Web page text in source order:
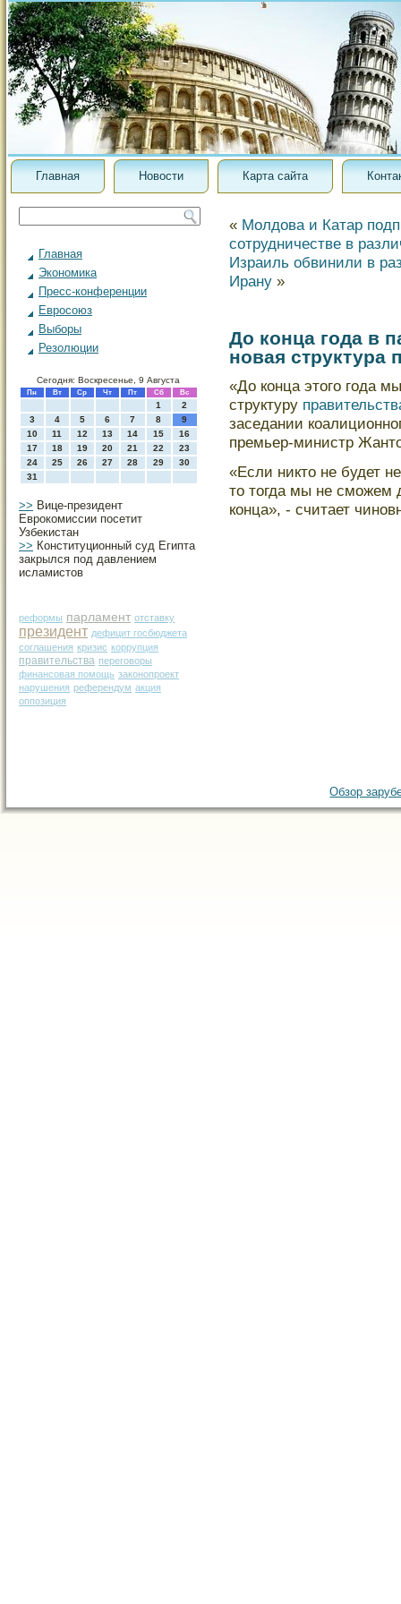
Главная Новости Карта сайта
Главная
Экономика
Пресс-конференции
Евросоюз
Выборы
Резолюции
Сегодня: Воскресенье, 9 Августа
Пн Вт Ср Чт Пт Сб Вс
1
2
3
4 5 6 7 8
9
10
11 12 13 14 15
16
17
18 19 20 21 22
23
24
25 26 27 28 29
30
31
>> Вице-президент
Еврокомиссии посетит
Узбекистан
>> Конституционный суд Египта
закрылся под давлением
исламистов
реформы парламент отставку
президент дефицит госбюджета
соглашения кризис коррупция
правительства переговоры
финансовая помощь законопроект
нарушения референдум акция
оппозиция
« Молдова и Катар
сотрудничестве в
Израиль обвинили в
Ирану »
До конца года в
новая структура
«До конца этого года
структуру
заседании
премьер-министр
«Если никто не будет
то тогда мы не сможем
конца», - считает
Обзор